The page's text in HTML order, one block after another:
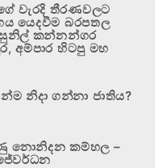
වැරදි තීරණවලට
යෙදවීම බරපතල
සුනිල් කන්නන්ගර
අම්පාර හිටපු මහ
නිදා ගන්නා ජාතිය?
නොනිදන කම්හල –